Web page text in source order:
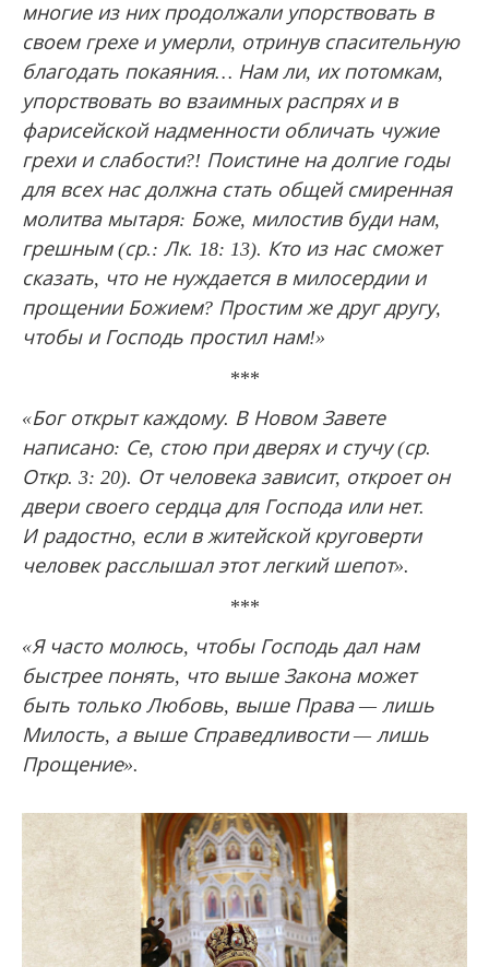
многие из них продолжали упорствовать в
своем грехе и умерли, отринув спасительную
благодать покаяния… Нам ли, их потомкам,
упорствовать во взаимных распрях и в
фарисейской надменности обличать чужие
грехи и слабости?! Поистине на долгие годы
для всех нас должна стать общей смиренная
молитва мытаря: Боже, милостив буди нам,
грешным (ср.: Лк. 18: 13). Кто из нас сможет
сказать, что не нуждается в милосердии и
прощении Божием? Простим же друг другу,
чтобы и Господь простил нам!»
***
«Бог открыт каждому. В Новом Завете
написано: Се, стою при дверях и стучу (ср.
Откр. 3: 20). От человека зависит, откроет он
двери своего сердца для Господа или нет.
И радостно, если в житейской круговерти
человек расслышал этот легкий шепот».
***
«Я часто молюсь, чтобы Господь дал нам
быстрее понять, что выше Закона может
быть только Любовь, выше Права — лишь
Милость, а выше Справедливости — лишь
Прощение».